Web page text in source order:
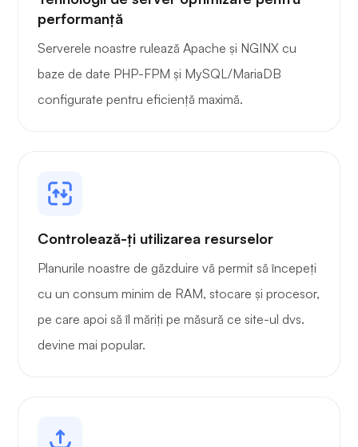
performanță
Serverele noastre rulează Apache și NGINX cu
baze de date PHP-FPM și MySQL/MariaDB
configurate pentru eficiență maximă.
Controlează-ți utilizarea resurselor
Planurile noastre de găzduire vă permit să începeți
cu un consum minim de RAM, stocare și procesor,
pe care apoi să îl măriți pe măsură ce site-ul dvs.
devine mai popular.